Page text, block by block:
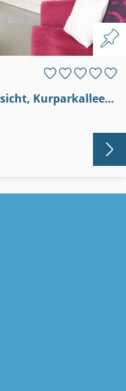
Kurpark- Residenz App. 217 Seesicht, Kurparkallee 47, 27476 Cuxhaven- Döse